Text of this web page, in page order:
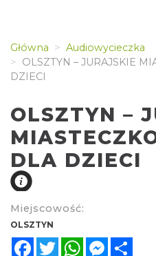
Główna
Audiowycieczka
OLSZTYN – JURAJSKIE
DZIECI
OLSZTYN –
DLA DZIECI
Miejscowość:
OLSZTYN
FacebookTwitterWhatsApp